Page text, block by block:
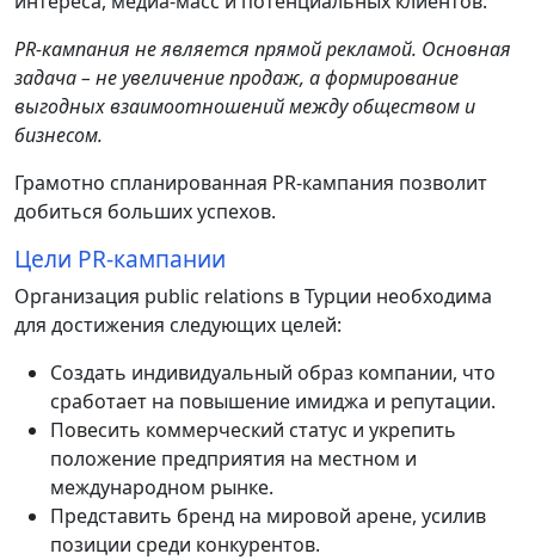
PR-кампания не является прямой рекламой. Основная
задача – не увеличение продаж, а формирование
выгодных взаимоотношений между обществом и
бизнесом.
Грамотно спланированная PR-кампания позволит
добиться больших успехов.
Цели PR-кампании
Организация public relations в Турции необходима
для достижения следующих целей:
Создать индивидуальный образ компании, что
сработает на повышение имиджа и репутации.
Повесить коммерческий статус и укрепить
положение предприятия на местном и
международном рынке.
Представить бренд на мировой арене, усилив
позиции среди конкурентов.